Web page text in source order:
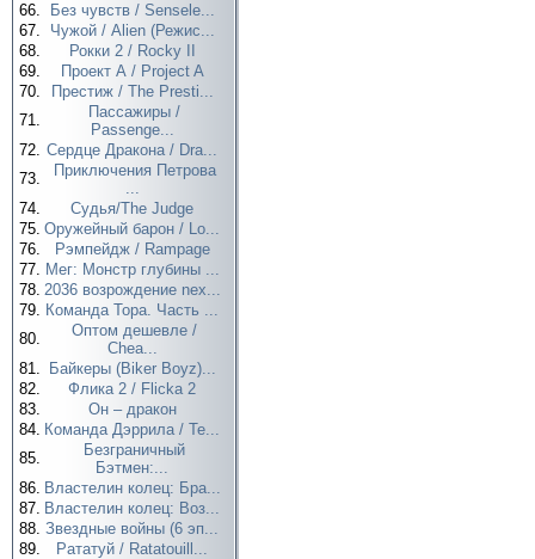
66.
Без чувств / Sensele...
67.
Чужой / Alien (Режис...
68.
Рокки 2 / Rocky II
69.
Проект А / Project A
70.
Престиж / The Presti...
71.
Пассажиры /
Passenge...
72. Сердце Дракона / Dra...
73.
Приключения Петрова
...
74.
Судья/The Judge
75. Оружейный барон / Lo...
76.
Рэмпейдж / Rampage
77. Мег: Монстр глубины ...
78. 2036 возрождение nex...
79. Команда Тора. Часть ...
80.
Оптом дешевле /
Chea...
81.
Байкеры (Biker Boyz)...
82.
Флика 2 / Flicka 2
83.
Он – дракон
84. Команда Дэррила / Te...
85.
Безграничный
Бэтмен:...
86. Властелин колец: Бра...
87. Властелин колец: Воз...
88. Звездные войны (6 эп...
89.
Рататуй / Ratatouill...